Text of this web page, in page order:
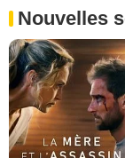
Nouvelles